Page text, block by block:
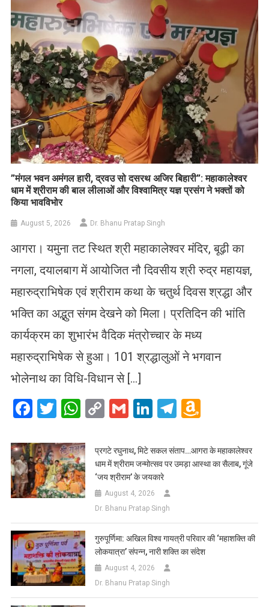
​”मंगल भवन अमंगल हारी, द्रवउ सो दसरथ अजिर बिहारी”: महाकालेश्वर
धाम में श्रीराम की बाल लीलाओं और विश्वामित्र यज्ञ प्रसंग ने भक्तों को
किया भावविभोर
August 5, 2026 Dr. Bhanu Pratap Singh
आगरा। यमुना तट स्थित श्री महाकालेश्वर मंदिर, बूढ़ी का
नगला, दयालबाग में आयोजित नौ दिवसीय श्री रुद्र महायज्ञ,
महारुद्राभिषेक एवं श्रीराम कथा के चतुर्थ दिवस श्रद्धा और
भक्ति का अद्भुत संगम देखने को मिला। प्रतिदिन की भांति
कार्यक्रम का शुभारंभ वैदिक मंत्रोच्चार के मध्य
महारुद्राभिषेक से हुआ। 101 श्रद्धालुओं ने भगवान
भोलेनाथ का विधि-विधान से […]
Facebook
Twitter
WhatsApp
CopyGmailLinkedIn
Telegram
List
प्रगटे रघुनाथ, मिटे सकल संताप…आगरा के महाकालेश्वर
धाम में श्रीराम जन्मोत्सव पर उमड़ा आस्था का सैलाब, गूंजे
‘जय श्रीराम’ के जयकारे
August 4, 2026
Dr. Bhanu Pratap Singh
गुरुपूर्णिमा: अखिल विश्व गायत्री परिवार की ‘महाशक्ति की
लोकयात्रा’ संपन्न, नारी शक्ति का संदेश
August 4, 2026
Dr. Bhanu Pratap Singh